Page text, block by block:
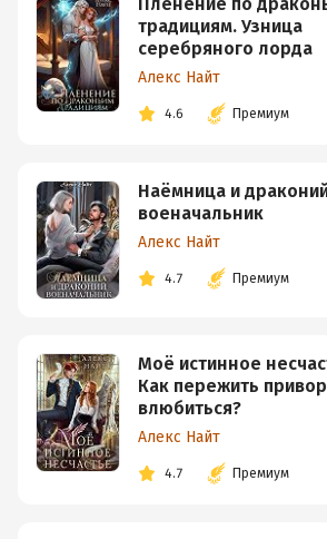
традициям. Узница
серебряного лорда
Алекс Найт
4.6 Премиум
Наёмница и
военачальник
Алекс Найт
4.7 Премиум
Моё истинное
Как пережить
влюбиться?
Алекс Найт
4.7 Премиум